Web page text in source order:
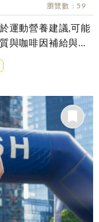
瀏覽數 59
運動營養建議,可能
與咖啡因補給與完